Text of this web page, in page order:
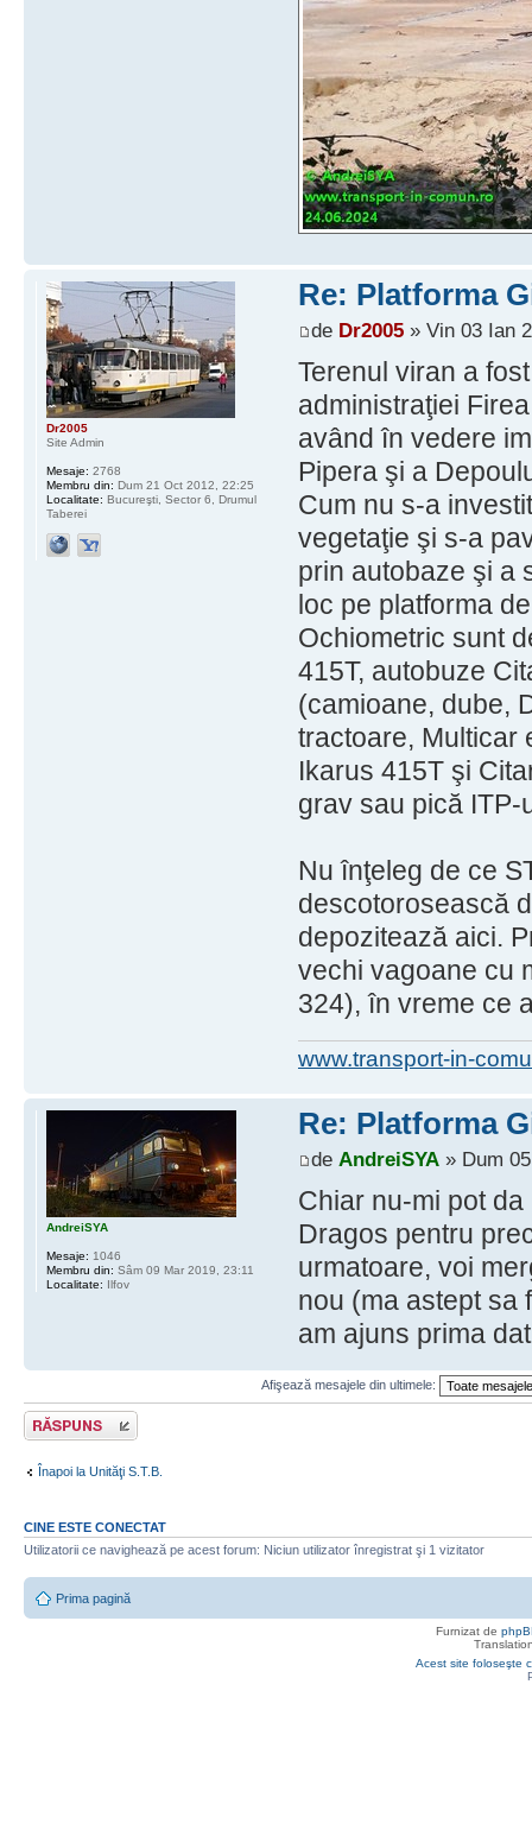
Re: Platforma
de Dr2005» Vin 03 Ian
Terenul viran a
administraţiei
având în vedere
Pipera şi a
Cum nu s-a
vegetaţie şi s-a
prin autobaze şi a
loc pe platforma
Ochiometric sunt
415T, autobuze
(camioane, dube,
tractoare, Multicar
Ikarus 415T şi
grav sau pică ITP-
Nu înţeleg de ce
descotorosească
depozitează aici.
vechi vagoane cu
324), în vreme ce
www.transport-in-
Dr2005
Site Admin
Mesaje: 2768
Membru din: Dum 21 Oct 2012, 22:25
Localitate: Bucureşti, Sector 6, Drumul
Taberei
Re: Platforma
de AndreiSYA» Dum
Chiar nu-mi pot
Dragos pentru
urmatoare, voi
nou (ma astept sa
am ajuns prima
AndreiSYA
Mesaje: 1046
Membru din: Sâm 09 Mar 2019, 23:11
Localitate: Ilfov
Afişează mesajele din ultimele:
Răspunde
Înapoi la Unităţi S.T.B.
CINE ESTE CONECTAT
Utilizatorii ce navighează pe acest forum: Niciun utilizator înregistrat şi 1 vizitator
Prima pagină
Furnizat de
Acest site foloseşte